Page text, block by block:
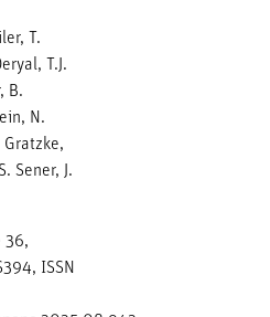
T.
T.J.
B.
N.
Gratzke,
Sener, J.
36,
ISSN